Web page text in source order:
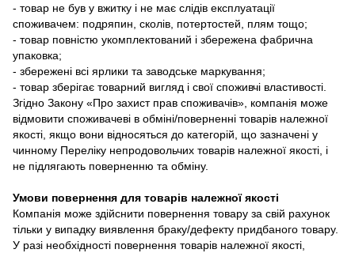
- товар не був у вжитку і не має слідів експлуатації
споживачем: подряпин, сколів, потертостей, плям тощо;
- товар повністю укомплектований і збережена фабрична
упаковка;
- збережені всі ярлики та заводське маркування;
- товар зберігає товарний вигляд і свої споживчі властивості.
Згідно Закону «Про захист прав споживачів», компанія може
відмовити споживачеві в обміні/поверненні товарів належної
якості, якщо вони відносяться до категорій, що зазначені у
чинному Переліку непродовольчих товарів належної якості, і
не підлягають поверненню та обміну.
Умови повернення для товарів належної якості
Компанія може здійснити повернення товару за свій рахунок
тільки у випадку виявлення браку/дефекту придбаного товару.
У разі необхідності повернення товарів належної якості,